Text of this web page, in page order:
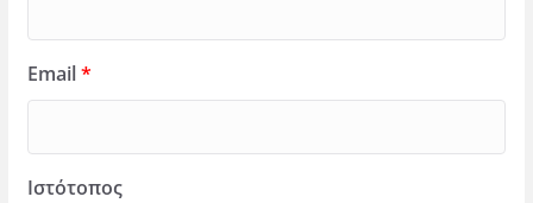
Email*
Ιστότοπος